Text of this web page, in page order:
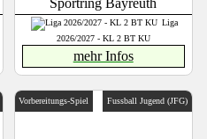
Liga
2026/2027 - KL 2 BT KU
mehr Infos
Vorbereitungs-Spiel Fussball Jugend (JFG)